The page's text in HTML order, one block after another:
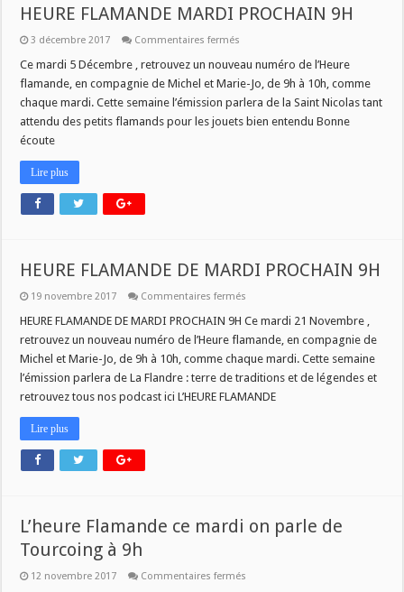
HEURE FLAMANDE MARDI PROCHAIN 9H
3 décembre 2017 Commentaires fermés
FLAMANDE
PROCHAIN
9H
Ce mardi 5 Décembre , retrouvez un nouveau numéro de l’Heure
flamande, en compagnie de Michel et Marie-Jo, de 9h à 10h, comme
chaque mardi. Cette semaine l’émission parlera de la Saint Nicolas tant
attendu des petits flamands pour les jouets bien entendu Bonne
écoute
Lire plus
HEURE FLAMANDE DE MARDI PROCHAIN 9H
19 novembre 2017 Commentaires fermés
FLAMANDE
MARDI
PROCHAIN
9H
HEURE FLAMANDE DE MARDI PROCHAIN 9H Ce mardi 21 Novembre ,
retrouvez un nouveau numéro de l’Heure flamande, en compagnie de
Michel et Marie-Jo, de 9h à 10h, comme chaque mardi. Cette semaine
l’émission parlera de La Flandre : terre de traditions et de légendes et
retrouvez tous nos podcast ici L’HEURE FLAMANDE
Lire plus
L’heure Flamande ce mardi on parle de
Tourcoing à 9h
12 novembre 2017 Commentaires fermés